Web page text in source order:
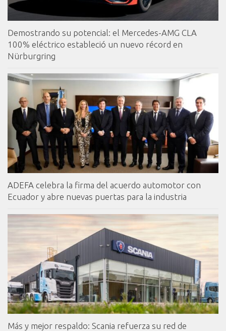
Demostrando su potencial: el Mercedes-AMG CLA
100% eléctrico estableció un nuevo récord en
Nürburgring
ADEFA celebra la firma del acuerdo automotor con
Ecuador y abre nuevas puertas para la industria
Más y mejor respaldo: Scania refuerza su red de